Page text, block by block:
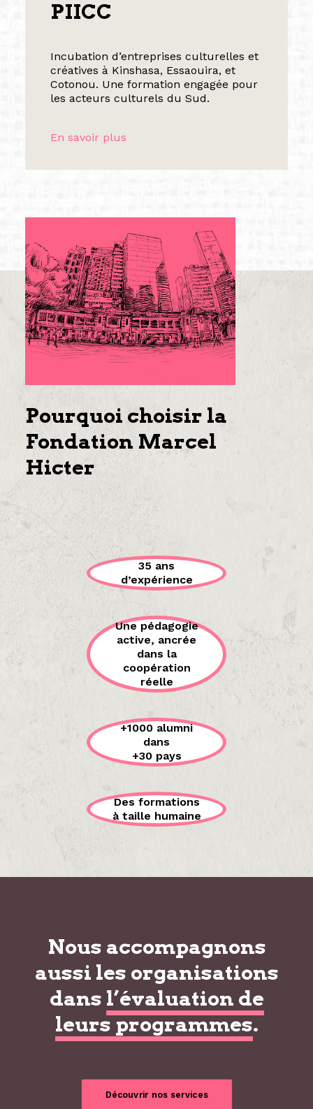
PIICC
Incubation d’entreprises culturelles et
créatives à Kinshasa, Essaouira, et
Cotonou. Une formation engagée pour
les acteurs culturels du Sud.
En savoir plus
Pourquoi choisir la
Fondation Marcel
Hicter
35 ans
d’expérience
Une pédagogie
active, ancrée
dans la
coopération
réelle
+1000 alumni
dans
+30 pays
Des formations
à taille humaine
Nous accompagnons
aussi les organisations
dans l’évaluation de
leurs programmes.
Découvrir nos services